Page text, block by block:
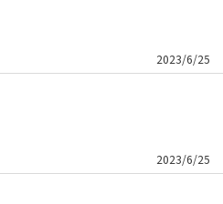
2023/6/25
2023/6/25